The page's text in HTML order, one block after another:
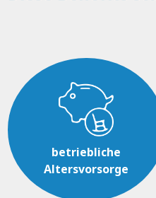
betriebliche
Altersvorsorge